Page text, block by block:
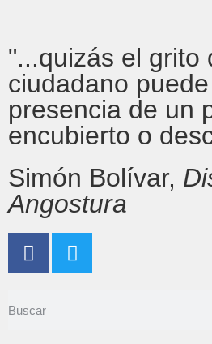
"...quizás el grito
ciudadano
presencia de un
encubierto o
Simón Bolívar,
Angostura